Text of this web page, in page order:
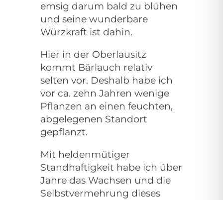
emsig darum bald zu blühen
und seine wunderbare
Würzkraft ist dahin.
Hier in der Oberlausitz
kommt Bärlauch relativ
selten vor. Deshalb habe ich
vor ca. zehn Jahren wenige
Pflanzen an einen feuchten,
abgelegenen Standort
gepflanzt.
Mit heldenmütiger
Standhaftigkeit habe ich über
Jahre das Wachsen und die
Selbstvermehrung dieses